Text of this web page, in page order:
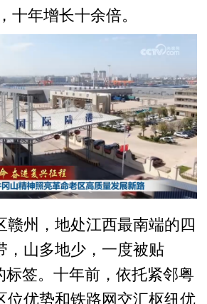
十年增长十余倍。
州，地处江西最南端的四
，山多地少，一度被贴
标签。十年前，依托紧邻粤
位优势和铁路网交汇枢纽优